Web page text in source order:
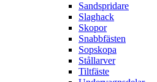
Sandspridare
Slaghack
Skopor
Snabbfästen
Sopskopa
Stållarver
Tiltfäste